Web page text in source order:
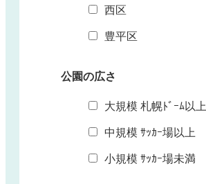
西区
豊平区
公園の広さ
大規模 札幌ﾄﾞｰﾑ以上
中規模 ｻｯｶｰ場以上
小規模 ｻｯｶｰ場未満